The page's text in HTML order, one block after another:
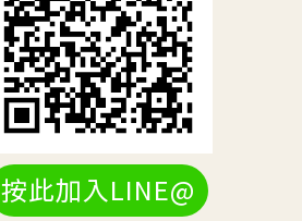
按此加入LINE@